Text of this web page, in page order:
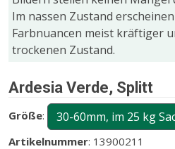
Im nassen Zustand
Farbnuancen meist kräftiger
trockenen Zustand.
Ardesia Verde, Splitt
Größe: 30-60mm, im 25 kg
Artikelnummer: 13900211
Funktionen und sind für
der Website erforderlich.
CMS (Content
fe_typo_user
Zweck: